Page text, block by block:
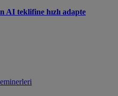
AI teklifine hızlı adapte